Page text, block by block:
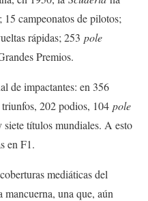
campeonatos de pilotos;
rápidas; 253 pole
Premios.
de impactantes: en 356
202 podios, 104 pole
siete títulos mundiales. A esto
en F1.
mediáticas del
mancuerna, una que, aún